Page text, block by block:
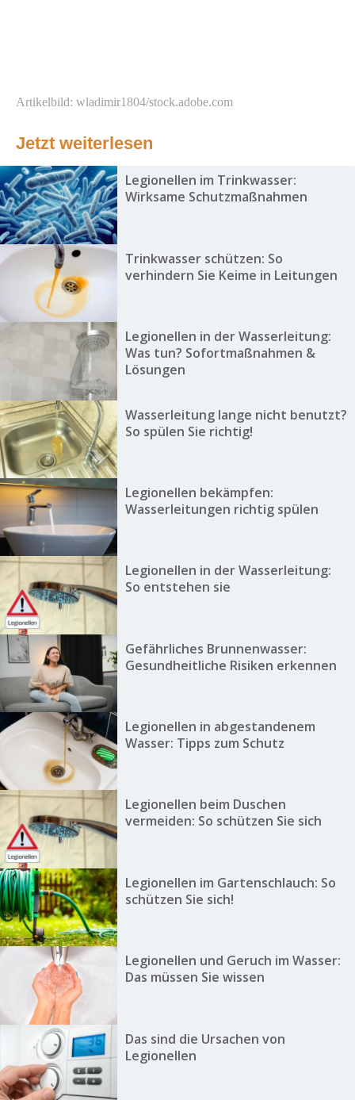
Artikelbild: wladimir1804/stock.adobe.com
Jetzt weiterlesen
Legionellen im Trinkwasser:
Wirksame Schutzmaßnahmen
Trinkwasser schützen: So
verhindern Sie Keime in Leitungen
Legionellen in der Wasserleitung:
Was tun? Sofortmaßnahmen &
Lösungen
Wasserleitung lange nicht benutzt?
So spülen Sie richtig!
Legionellen bekämpfen:
Wasserleitungen richtig spülen
Legionellen in der Wasserleitung:
So entstehen sie
Gefährliches Brunnenwasser:
Gesundheitliche Risiken erkennen
Legionellen in abgestandenem
Wasser: Tipps zum Schutz
Legionellen beim Duschen
vermeiden: So schützen Sie sich
Legionellen im Gartenschlauch: So
schützen Sie sich!
Legionellen und Geruch im Wasser:
Das müssen Sie wissen
Das sind die Ursachen von
Legionellen